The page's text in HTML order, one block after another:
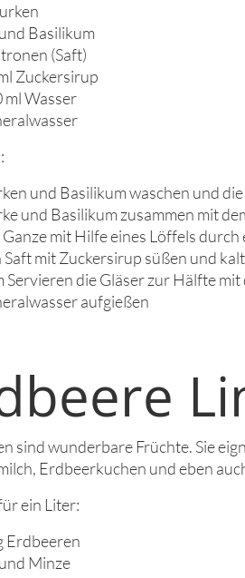
Basilikum
(Saft)
Zuckersirup
ml Wasser
und Basilikum waschen und
und Basilikum zusammen mit
Ganze mit Hilfe eines Löffels durch
Saft mit Zuckersirup süßen und
Servieren die Gläser zur Hälfte
aufgießen
sind wunderbare Früchte. Sie
Erdbeerkuchen und eben
ein Liter:
Erdbeeren
Minze